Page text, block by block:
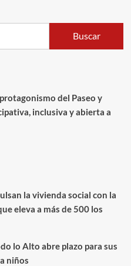
Buscar
del Paseo y
inclusiva y abierta a
la vivienda social con la
eleva a más de 500 los
lo Alto abre plazo para sus
niños